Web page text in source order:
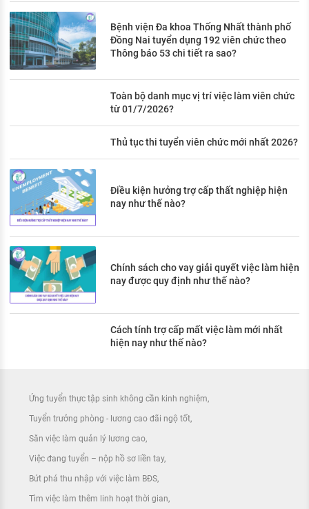
Bệnh viện Đa khoa Thống Nhất thành phố
Đồng Nai tuyển dụng 192 viên chức theo
Thông báo 53 chi tiết ra sao?
Toàn bộ danh mục vị trí việc làm viên chức
từ 01/7/2026?
Thủ tục thi tuyển viên chức mới nhất 2026?
Điều kiện hưởng trợ cấp thất nghiệp hiện
nay như thế nào?
Chính sách cho vay giải quyết việc làm hiện
nay được quy định như thế nào?
Cách tính trợ cấp mất việc làm mới nhất
hiện nay như thế nào?
Ứng tuyển thực tập sinh không cần kinh nghiệm
Tuyển trưởng phòng - lương cao đãi ngộ tốt
Săn việc làm quản lý lương cao
Việc đang tuyển – nộp hồ sơ liền tay
Bứt phá thu nhập với việc làm BĐS
Tìm việc làm thêm linh hoạt thời gian